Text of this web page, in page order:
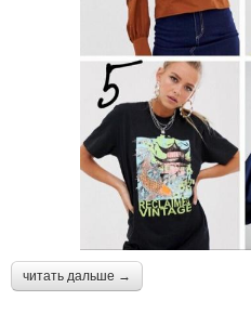
читать дальше →